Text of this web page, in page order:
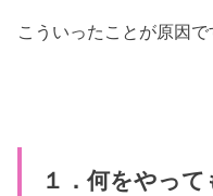
こういったことが原因で
１．何をやっ